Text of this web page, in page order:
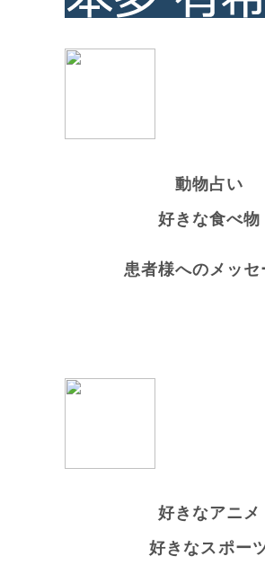
動物占い
好きな食べ物
患者様へのメッセ
好きなアニメ
好きなスポー